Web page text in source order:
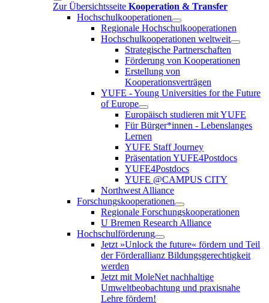
Zur Übersichtsseite Kooperation & Transfer
Hochschulkooperationen
Regionale Hochschulkooperationen
Hochschulkooperationen weltweit
Strategische Partnerschaften
Förderung von Kooperationen
Erstellung von
Kooperationsverträgen
YUFE - Young Universities for the Future
of Europe
Europäisch studieren mit YUFE
Für Bürger*innen - Lebenslanges
Lernen
YUFE Staff Journey
Präsentation YUFE4Postdocs
YUFE4Postdocs
YUFE @CAMPUS CITY
Northwest Alliance
Forschungskooperationen
Regionale Forschungskooperationen
U Bremen Research Alliance
Hochschulförderung
Jetzt »Unlock the future« fördern und Teil
der Förderallianz Bildungsgerechtigkeit
werden
Jetzt mit MoleNet nachhaltige
Umweltbeobachtung und praxisnahe
Lehre fördern!